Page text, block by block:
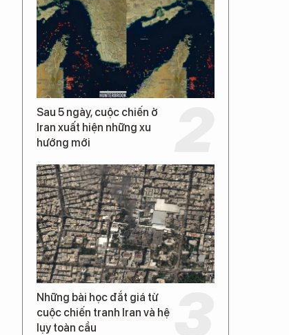
Sau 5 ngày, cuộc chiến ở
Iran xuất hiện những xu
hướng mới
Những bài học đắt giá từ
cuộc chiến tranh Iran và hệ
lụy toàn cầu